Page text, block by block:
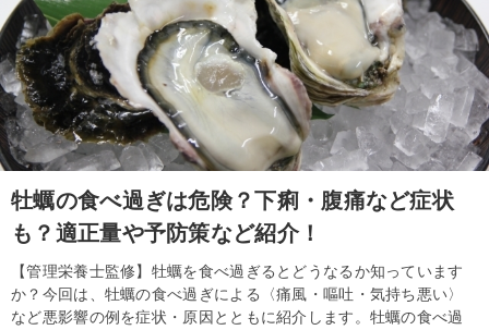
牡蠣の食べ過ぎは危険？下痢・腹痛など症状
も？適正量や予防策など紹介！
【管理栄養士監修】牡蠣を食べ過ぎるとどうなるか知っています
か？今回は、牡蠣の食べ過ぎによる〈痛風・嘔吐・気持ち悪い〉
など悪影響の例を症状・原因とともに紹介します。牡蠣の食べ過